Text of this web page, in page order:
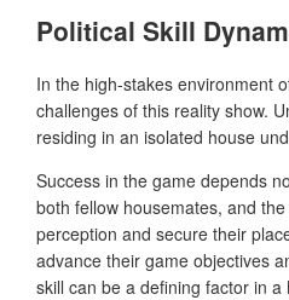
Political Skill
In the high-stakes environment
challenges of this reality show.
residing in an isolated house
Success in the game depends
both fellow housemates, and
perception and secure their
advance their game objectives
skill can be a defining factor in a